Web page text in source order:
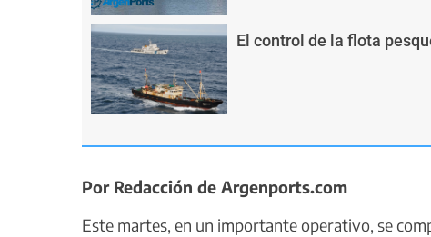
El control de la flota
Por Redacción de Argenports.com
Este martes, en un importante operativo, se